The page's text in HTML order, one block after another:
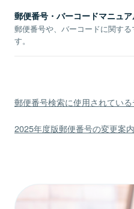
郵便番号・バーコードマニュ
郵便番号や、バーコードに関す
す。
郵便番号検索に使用されてい
2025年度版郵便番号の変更案内